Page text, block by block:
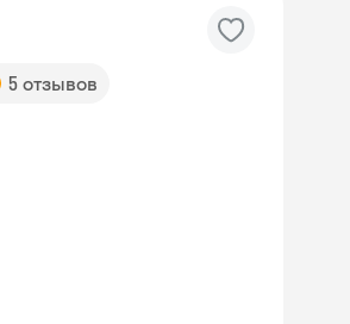
5 отзывов